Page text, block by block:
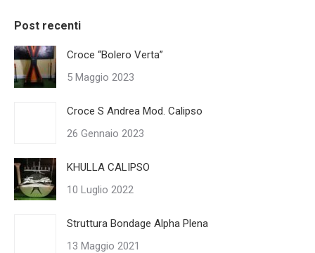
Post recenti
Croce “Bolero Verta”
5 Maggio 2023
Croce S Andrea Mod. Calipso
26 Gennaio 2023
KHULLA CALIPSO
10 Luglio 2022
Struttura Bondage Alpha Plena
13 Maggio 2021